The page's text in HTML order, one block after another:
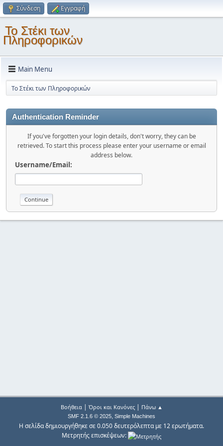
Σύνδεση Εγγραφή
Το Στέκι των
Πληροφορικών
Main Menu
Το Στέκι των Πληροφορικών
Authentication Reminder
If you've forgotten your login details, don't worry, they can be
retrieved. To start this process please enter your username or email
address below.
Username/Email:
Βοήθεια| Όροι και Κανόνες| Πάνω ▲
SMF 2.1.6 © 2025, Simple Machines
Η σελίδα δημιουργήθηκε σε 0.050 δευτερόλεπτα με 12 ερωτήματα.
Μετρητής επισκέψεων: